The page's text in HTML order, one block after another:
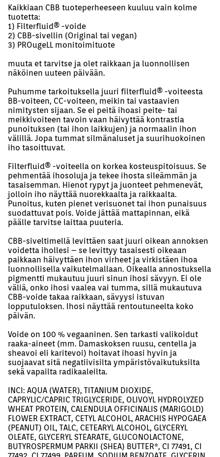
Kaikkiaan CBB tuoteperheeseen kuuluu vain kolme
tuotetta:
1) Filterfluid®️ -voide
2) CBB-sivellin (Original tai vegan)
3) PROugeLL monitoimituote
muuta et tarvitse ja olet raikkaan ja luonnollisen
näköinen uuteen päivään.
Puhumme tarkoituksella juuri filterfluid®️ -voiteesta
BB-voiteen, CC-voiteen, meikin tai vastaavien
nimitysten sijaan. Se ei peitä ihoasi peite- tai
meikkivoiteen tavoin vaan häivyttää kontrastia
punoituksen (tai ihon laikkujen) ja normaalin ihon
välillä. Jopa tummat silmänaluset ja suurihuokoinen
iho tasoittuvat.
Filterfluid®️ -voiteella on korkea kosteuspitoisuus. Se
pehmentää ihosoluja ja tekee ihosta sileämmän ja
tasaisemman. Hienot rypyt ja juonteet pehmenevät,
jolloin iho näyttää nuorekkaalta ja raikkaalta.
Punoitus, kuten pienet verisuonet tai ihon punaisuus
suodattuvat pois. Voide jättää mattapinnan, eikä
päälle tarvitse laittaa puuteria.
CBB-siveltimellä levittäen saat juuri oikean annoksen
voidetta ihollesi – se levittyy tasaisesti oikeaan
paikkaan häivyttäen ihon virheet ja virkistäen ihoa
luonnollisella vaikutelmallaan. Oikealla annostuksella
pigmentti mukautuu juuri sinun ihosi sävyyn. Ei ole
väliä, onko ihosi vaalea vai tumma, sillä mukautuva
CBB-voide takaa raikkaan, sävyysi istuvan
lopputuloksen. Ihosi näyttää rentoutuneelta koko
päivän.
Voide on 100 % vegaaninen. Sen tarkasti valikoidut
raaka-aineet (mm. Damaskoksen ruusu, centella ja
sheavoi eli karitevoi) hoitavat ihoasi hyvin ja
suojaavat sitä negatiivisilta ympäristövaikutuksilta
sekä vapailta radikaaleilta.
INCI: AQUA (WATER), TITANIUM DIOXIDE,
CAPRYLIC/CAPRIC TRIGLYCERIDE, OLIVOYL HYDROLYZED
WHEAT PROTEIN, CALENDULA OFFICINALIS (MARIGOLD)
FLOWER EXTRACT, CETYL ALCOHOL, ARACHIS HYPOGAEA
(PEANUT) OIL, TALC, CETEARYL ALCOHOL, GLYCERYL
OLEATE, GLYCERYL STEARATE, GLUCONOLACTONE,
BUTYROSPERMUM PARKII (SHEA) BUTTER*, CI 77491, CI